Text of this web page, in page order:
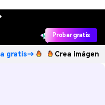
Probar gratis
Crea imágenes IA